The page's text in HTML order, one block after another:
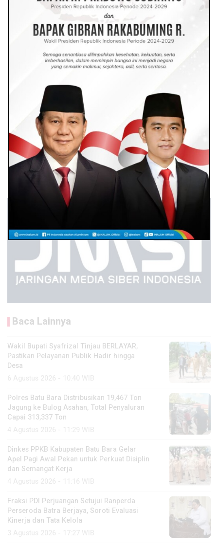
Baca Lainnya
Wakil Bupati Syafrizal Tinjau BERLAYAR,
Pastikan Pelayanan Publik Hadir hingga
Desa
Polres Batu Bara Distribusikan 19,467 Ton
Jagung ke Bulog Asahan, Total Penyaluran
Capai 313,337 Ton
Dinkes PPKB Kabupaten Batu Bara Gelar
Apel Pagi Awal Pekan untuk Perkuat Disiplin
dan Semangat Kerja
Fraksi PDI Perjuangan Setujui Ranperda
Perseroda Batra Berjaya, Soroti Evaluasi
Kinerja dan Tata Kelola